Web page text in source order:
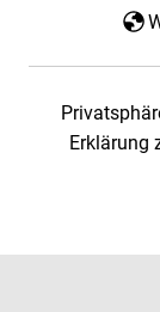
Erklärung